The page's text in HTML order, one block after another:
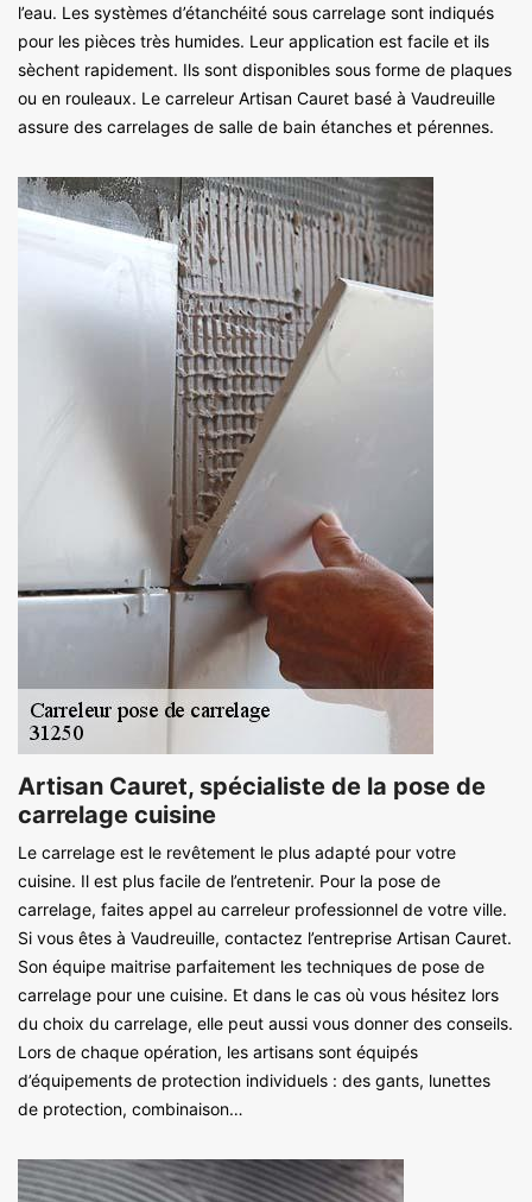
l’eau. Les systèmes d’étanchéité sous carrelage sont indiqués
pour les pièces très humides. Leur application est facile et ils
sèchent rapidement. Ils sont disponibles sous forme de plaques
ou en rouleaux. Le carreleur Artisan Cauret basé à Vaudreuille
assure des carrelages de salle de bain étanches et pérennes.
Artisan Cauret, spécialiste de la pose de
carrelage cuisine
Le carrelage est le revêtement le plus adapté pour votre
cuisine. Il est plus facile de l’entretenir. Pour la pose de
carrelage, faites appel au carreleur professionnel de votre ville.
Si vous êtes à Vaudreuille, contactez l’entreprise Artisan Cauret.
Son équipe maitrise parfaitement les techniques de pose de
carrelage pour une cuisine. Et dans le cas où vous hésitez lors
du choix du carrelage, elle peut aussi vous donner des conseils.
Lors de chaque opération, les artisans sont équipés
d’équipements de protection individuels : des gants, lunettes
de protection, combinaison…